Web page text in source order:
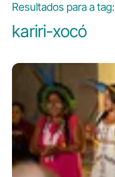
Resultados para a tag:
kariri-xocó